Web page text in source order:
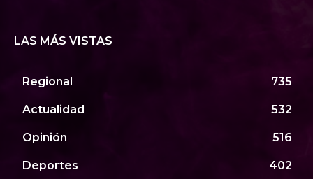
LAS MÁS VISTAS
Regional 735
Actualidad 532
Opinión 516
Deportes 402